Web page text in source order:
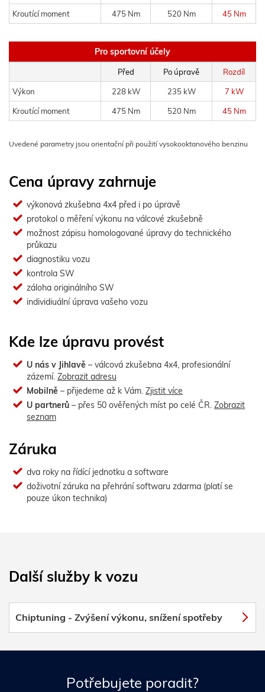
Kroutící moment 475 Nm 520 Nm 45 Nm
Pro sportovní účely
Před Po úpravě Rozdíl
Výkon 228 kW 235 kW 7 kW
Kroutící moment 475 Nm 520 Nm 45 Nm
Uvedené parametry jsou orientační při použití vysokooktanového benzinu
Cena úpravy zahrnuje
výkonová zkušebna 4x4 před i po úpravě
protokol o měření výkonu na válcové zkušebně
možnost zápisu homologované úpravy do technického
průkazu
diagnostiku vozu
kontrola SW
záloha originálního SW
individiuální úprava vašeho vozu
Kde lze úpravu provést
U nás v Jihlavě – válcová zkušebna 4x4, profesionální
zázemí. Zobrazit adresu
Mobilně – přijedeme až k Vám. Zjistit více
U partnerů – přes 50 ověřených míst po celé ČR. Zobrazit
seznam
Záruka
dva roky na řídící jednotku a software
doživotní záruka na přehrání softwaru zdarma (platí se
pouze úkon technika)
Další služby k vozu
Chiptuning - Zvýšení výkonu, snížení spotřeby
Potřebujete poradit?